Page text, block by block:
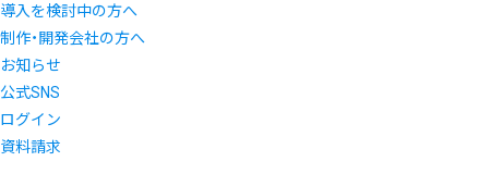
導入を検討中の方へ
制作・開発会社の方へ
お知らせ
公式SNS
ログイン
資料請求